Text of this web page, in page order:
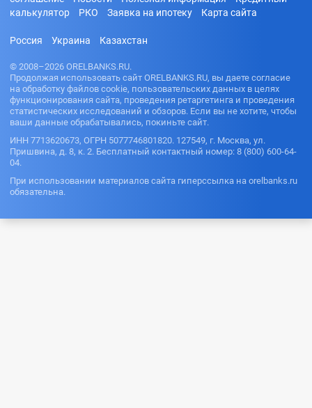
калькулятор
РКО Заявка на ипотеку Карта сайта
Россия Украина Казахстан
© 2008–2026 ORELBANKS.RU.
Продолжая использовать сайт ORELBANKS.RU, вы даете согласие
на обработку файлов cookie, пользовательских данных в целях
функционирования сайта, проведения ретаргетинга и проведения
статистических исследований и обзоров. Если вы не хотите, чтобы
ваши данные обрабатывались, покиньте сайт.
ИНН 7713620673, ОГРН 5077746801820. 127549, г. Москва, ул.
Пришвина, д. 8, к. 2. Бесплатный контактный номер: 8 (800) 600-64-
04.
При использовании материалов сайта гиперссылка на orelbanks.ru
обязательна.